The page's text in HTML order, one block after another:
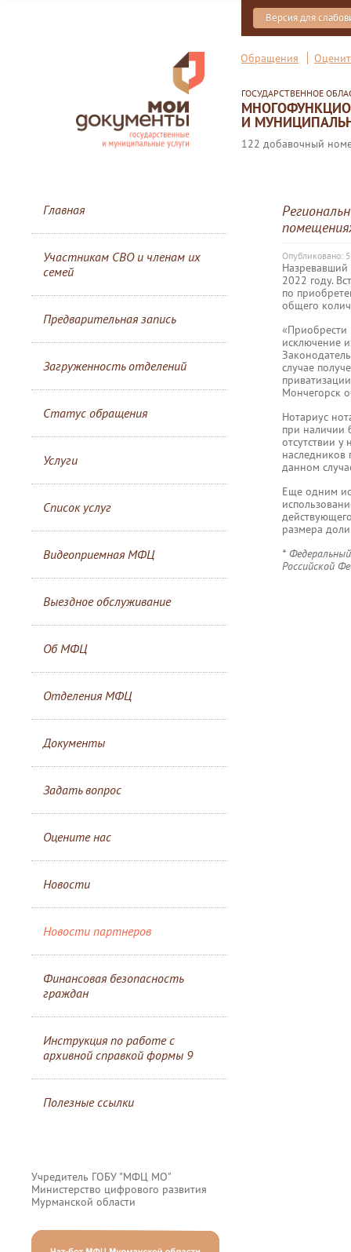
Версия для
Обращения
ГОСУДАРСТВЕННОЕ
И
122 добавочный
Главная
Участникам СВО и членам их
семей
Предварительная запись
Загруженность отделений
Статус обращения
Услуги
Список услуг
Видеоприемная МФЦ
Выездное обслуживание
Об МФЦ
Отделения МФЦ
Документы
Задать вопрос
Оцените нас
Новости
Новости партнеров
Финансовая безопасность
граждан
Инструкция по работе с
архивной справкой формы 9
Полезные ссылки
Учредитель ГОБУ "МФЦ МО"
Министерство цифрового развития
Мурманской области
Опубликовано:
2022 году.
по
общего
исключение
случае
Мончегорск
Нотариус
при наличии
отсутствии
наследников
данном
Еще одним
размера
*
Российской